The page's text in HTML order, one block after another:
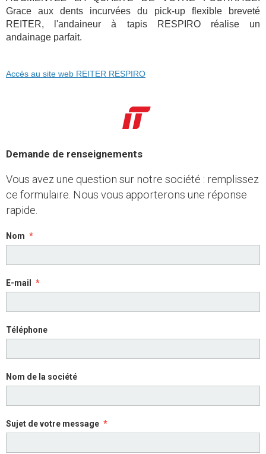
Grace aux dents incurvées du pick-up flexible breveté
REITER, l'andaineur à tapis RESPIRO réalise un
andainage parfait.
Accès au site web REITER RESPIRO
Demande de renseignements
Vous avez une question sur notre société : remplissez
ce formulaire. Nous vous apporterons une réponse
rapide.
Nom
E-mail
Téléphone
Nom de la société
Sujet de votre message